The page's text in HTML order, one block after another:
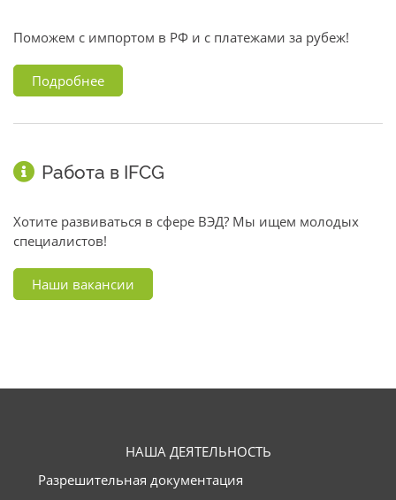
Поможем с импортом в РФ и с платежами за рубеж!
Подробнее
Работа в IFCG
Хотите развиваться в сфере ВЭД? Мы ищем молодых
специалистов!
Наши вакансии
НАША ДЕЯТЕЛЬНОСТЬ
Разрешительная документация